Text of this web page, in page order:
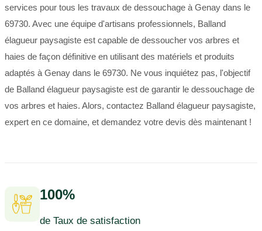
services pour tous les travaux de dessouchage à Genay dans le
69730. Avec une équipe d'artisans professionnels, Balland
élagueur paysagiste est capable de dessoucher vos arbres et
haies de façon définitive en utilisant des matériels et produits
adaptés à Genay dans le 69730. Ne vous inquiétez pas, l'objectif
de Balland élagueur paysagiste est de garantir le dessouchage de
vos arbres et haies. Alors, contactez Balland élagueur paysagiste,
expert en ce domaine, et demandez votre devis dès maintenant !
100%
de Taux de satisfaction